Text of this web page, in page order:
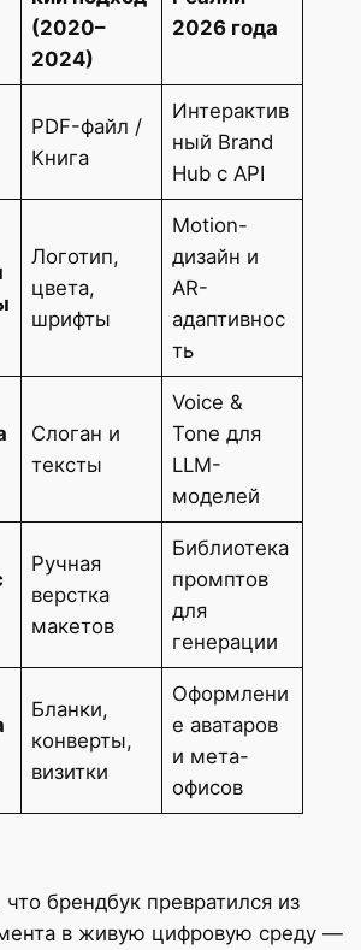
(2020–
2024)
2026 года
PDF-файл /
Книга
Интерактив
ный Brand
Hub с API
Логотип,
цвета,
шрифты
Motion-
дизайн и
AR-
адаптивнос
ть
Слоган и
тексты
Voice &
Tone для
LLM-
моделей
Ручная
верстка
макетов
Библиотека
промптов
для
генерации
Бланки,
конверты,
визитки
Оформлени
е аватаров
и мета-
офисов
брендбук превратился из
в живую цифровую среду —